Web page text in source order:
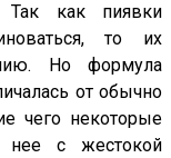
Так как пиявки
то их
Но формула
от обычно
чего некоторые
нее с жестокой